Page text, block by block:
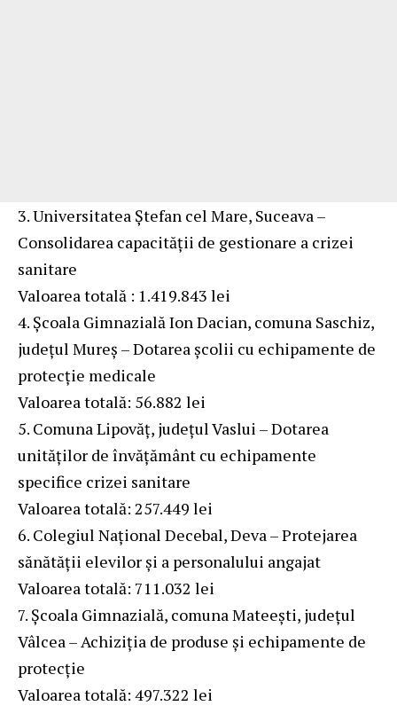
3. Universitatea Ștefan cel Mare, Suceava –
Consolidarea capacității de gestionare a crizei
sanitare
Valoarea totală : 1.419.843 lei
4. Școala Gimnazială Ion Dacian, comuna Saschiz,
județul Mureș – Dotarea școlii cu echipamente de
protecție medicale
Valoarea totală: 56.882 lei
5. Comuna Lipovăț, județul Vaslui – Dotarea
unităților de învățământ cu echipamente
specifice crizei sanitare
Valoarea totală: 257.449 lei
6. Colegiul Național Decebal, Deva – Protejarea
sănătății elevilor și a personalului angajat
Valoarea totală: 711.032 lei
7. Școala Gimnazială, comuna Mateești, județul
Vâlcea – Achiziția de produse și echipamente de
protecție
Valoarea totală: 497.322 lei